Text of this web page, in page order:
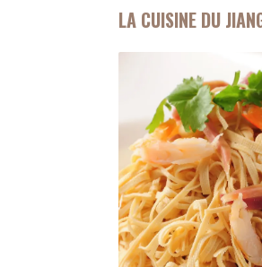
LA CUISINE DU